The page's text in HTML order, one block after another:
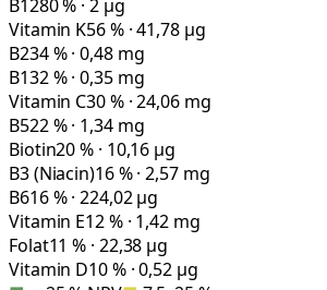
B1280 % · 2 µg
Vitamin K56 % · 41,78 µg
B234 % · 0,48 mg
B132 % · 0,35 mg
Vitamin C30 % · 24,06 mg
B522 % · 1,34 mg
Biotin20 % · 10,16 µg
B3 (Niacin)16 % · 2,57 mg
B616 % · 224,02 µg
Vitamin E12 % · 1,42 mg
Folat11 % · 22,38 µg
Vitamin D10 % · 0,52 µg